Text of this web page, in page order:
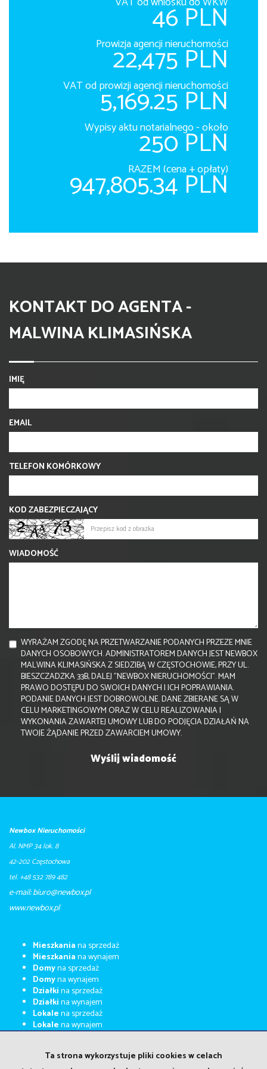
46 PLN
Prowizja agencji nieruchomości
22,475 PLN
VAT od prowizji agencji nieruchomości
5,169.25 PLN
Wypisy aktu notarialnego - około
250 PLN
RAZEM (cena + opłaty)
947,805.34 PLN
KONTAKT DO AGENTA -
MALWINA KLIMASIŃSKA
IMIĘ
EMAIL
TELEFON KOMÓRKOWY
KOD ZABEZPIECZAJĄCY
WIADOMOŚĆ
WYRAŻAM ZGODĘ NA PRZETWARZANIE PODANYCH PRZEZE MNIE
DANYCH OSOBOWYCH. ADMINISTRATOREM DANYCH JEST NEWBOX
MALWINA KLIMASIŃSKA Z SIEDZIBĄ W CZĘSTOCHOWIE, PRZY UL.
BIESZCZADZKA 33B, DALEJ "NEWBOX NIERUCHOMOŚCI". MAM
PRAWO DOSTĘPU DO SWOICH DANYCH I ICH POPRAWIANIA.
PODANIE DANYCH JEST DOBROWOLNE. DANE ZBIERANE SĄ W
CELU MARKETINGOWYM ORAZ W CELU REALIZOWANIA I
WYKONANIA ZAWARTEJ UMOWY LUB DO PODJĘCIA DZIAŁAŃ NA
TWOJE ŻĄDANIE PRZED ZAWARCIEM UMOWY.
Newbox Nieruchomości
Al. NMP 34 lok. 8
42-202 Częstochowa
tel. +48 532 789 482
e-mail: biuro@newbox.pl
​​​​​www.newbox.pl
Mieszkaniana sprzedaż
Mieszkaniana wynajem
Domyna sprzedaż
Domyna wynajem
Działkina sprzedaż
Działkina wynajem
Lokalena sprzedaż
Lokalena wynajem
Kalkulator kosztów
Ta strona wykorzystuje pliki cookies w celach